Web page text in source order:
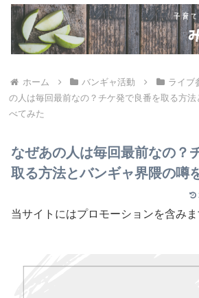
ホーム バンギャ活動 ライブ
の人は毎回最前なの？チケ発で良番を取る方
べてみた
なぜあの人は毎回最前なの？
取る方法とバンギャ界隈の噂
当サイトにはプロモーションを含みま